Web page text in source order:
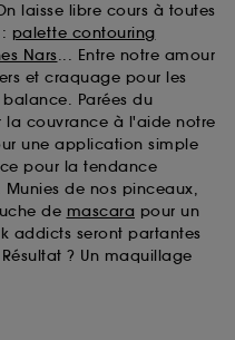
laisse libre cours à toutes
palette contouring
Nars... Entre notre amour
et craquage pour les
Parées du
la couvrance à l'aide notre
une application simple
pour la tendance
de nos pinceaux,
de mascara pour un
addicts seront partantes
? Un maquillage